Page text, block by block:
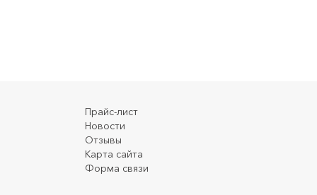
Прайс-лист
Новости
Отзывы
Карта сайта
Форма связи